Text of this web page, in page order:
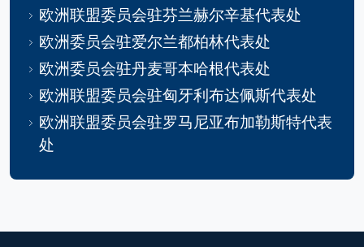
欧洲联盟委员会驻芬兰赫尔辛基代表处
欧洲委员会驻爱尔兰都柏林代表处
欧洲委员会驻丹麦哥本哈根代表处
欧洲联盟委员会驻匈牙利布达佩斯代表处
欧洲联盟委员会驻罗马尼亚布加勒斯特代表
处